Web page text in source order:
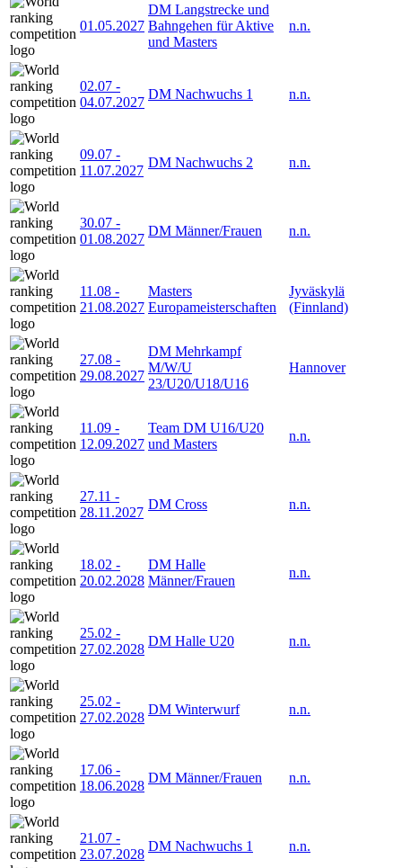
01.05.2027
DM Langstrecke und
Bahngehen für Aktive
und Masters
n.n.
02.07 -
04.07.2027
DM Nachwuchs 1 n.n.
09.07 -
11.07.2027
DM Nachwuchs 2 n.n.
30.07 -
01.08.2027
DM Männer/Frauen n.n.
11.08 -
21.08.2027
Masters
Europameisterschaften
Jyväskylä
(Finnland)
27.08 -
29.08.2027
DM Mehrkampf
M/W/U
23/U20/U18/U16
Hannover
11.09 -
12.09.2027
Team DM U16/U20
und Masters
n.n.
27.11 -
28.11.2027
DM Cross n.n.
18.02 -
20.02.2028
DM Halle
Männer/Frauen
n.n.
25.02 -
27.02.2028
DM Halle U20 n.n.
25.02 -
27.02.2028
DM Winterwurf n.n.
17.06 -
18.06.2028
DM Männer/Frauen n.n.
21.07 -
23.07.2028
DM Nachwuchs 1 n.n.